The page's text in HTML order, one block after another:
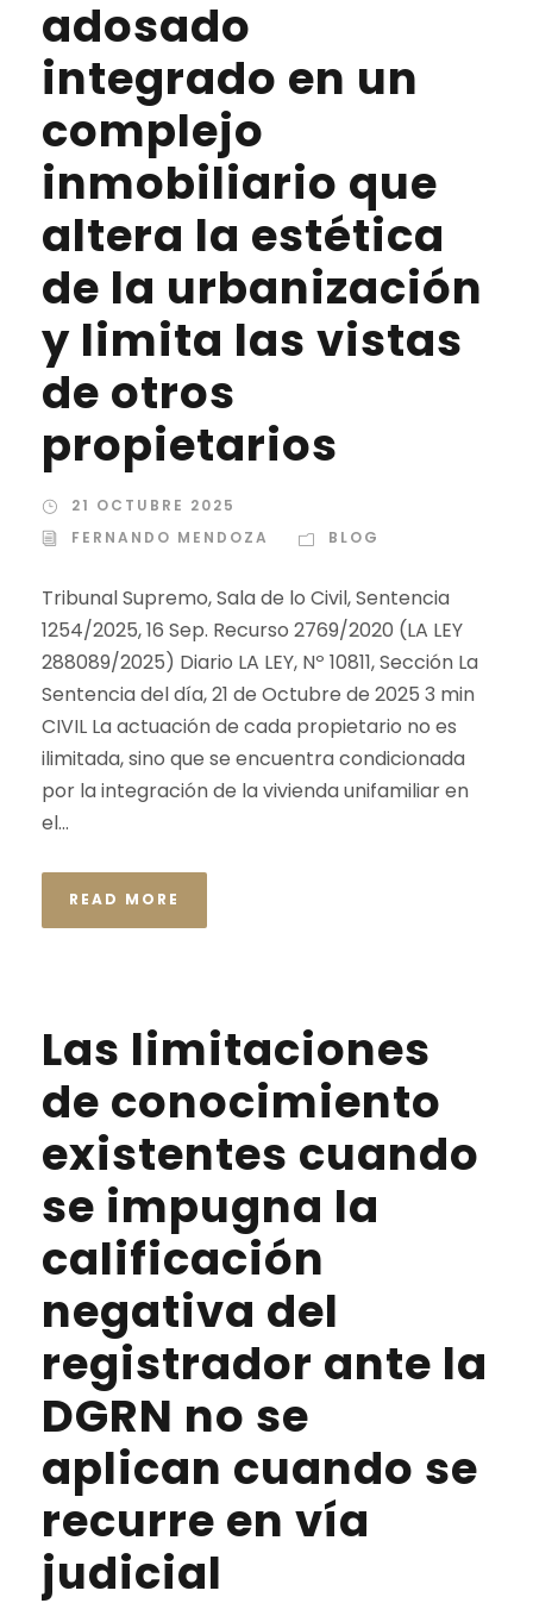
adosado
integrado en un
complejo
inmobiliario que
altera la estética
de la urbanización
y limita las vistas
de otros
propietarios
21 OCTUBRE 2025
FERNANDO MENDOZA
BLOG
Tribunal Supremo, Sala de lo Civil, Sentencia
1254/2025, 16 Sep. Recurso 2769/2020 (LA LEY
288089/2025) Diario LA LEY, Nº 10811, Sección La
Sentencia del día, 21 de Octubre de 2025 3 min
CIVIL La actuación de cada propietario no es
ilimitada, sino que se encuentra condicionada
por la integración de la vivienda unifamiliar en
el...
READ MORE
Las limitaciones
de conocimiento
existentes cuando
se impugna la
calificación
negativa del
registrador ante la
DGRN no se
aplican cuando se
recurre en vía
judicial